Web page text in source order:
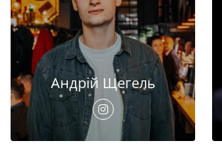
Андрій Щегель